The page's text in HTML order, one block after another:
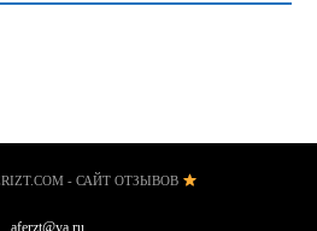
- САЙТ ОТЗЫВОВ
aferzt@ya.ru